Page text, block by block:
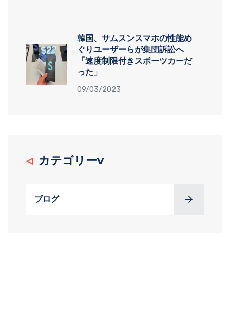
韓国、サムスンスマホの性能め
ぐりユーザーらが集団訴訟へ
「速度制限付きスポーツカーだ
った」
09/03/2023
カテゴリーv
ブログ